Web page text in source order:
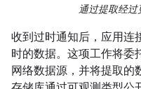
通过提取经过
收到过时通知后，应用连
时的数据。这项工作将委
网络数据源，并将提取的